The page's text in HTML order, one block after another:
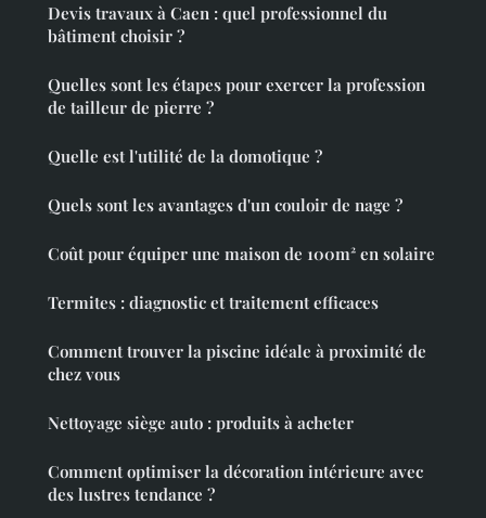
Devis travaux à Caen : quel professionnel du
bâtiment choisir ?
Quelles sont les étapes pour exercer la profession
de tailleur de pierre ?
Quelle est l'utilité de la domotique ?
Quels sont les avantages d'un couloir de nage ?
Coût pour équiper une maison de 100m² en solaire
Termites : diagnostic et traitement efficaces
Comment trouver la piscine idéale à proximité de
chez vous
Nettoyage siège auto : produits à acheter
Comment optimiser la décoration intérieure avec
des lustres tendance ?